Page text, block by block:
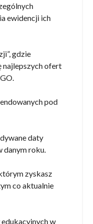
ewidencji ich
gdzie
najlepszych ofert
pod
daty
danym roku.
zyskasz
co aktualnie
w